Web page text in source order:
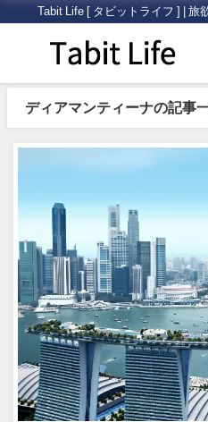
Tabit Life [ タビットライフ ] | 旅
ディアマンティーナの記事